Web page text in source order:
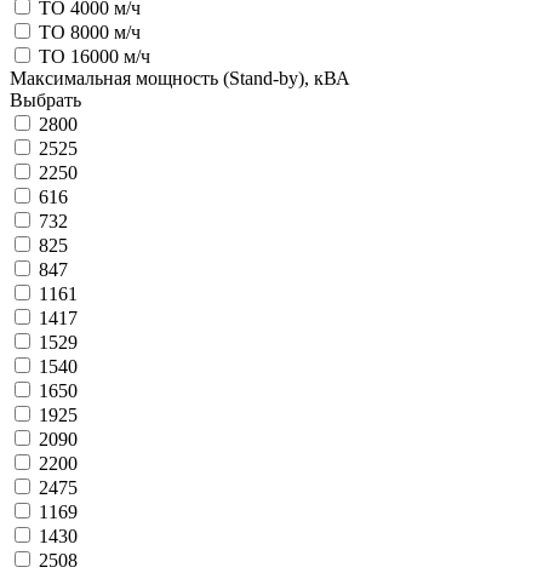
ТО 4000 м/ч
ТО 8000 м/ч
ТО 16000 м/ч
Максимальная мощность (Stand-by), кВА
Выбрать
2800
2525
2250
616
732
825
847
1161
1417
1529
1540
1650
1925
2090
2200
2475
1169
1430
2508